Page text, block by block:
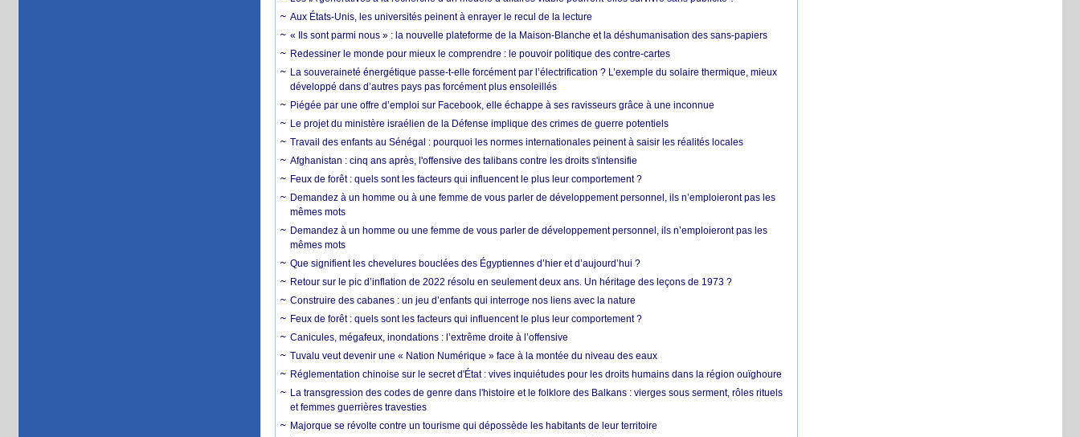
Aux États-Unis, les universités peinent à enrayer le recul de la lecture
« Ils sont parmi nous » : la nouvelle plateforme de la Maison-Blanche et la déshumanisation des sans-papiers
Redessiner le monde pour mieux le comprendre : le pouvoir politique des contre-cartes
La souveraineté énergétique passe-t-elle forcément par l’électrification ? L’exemple du solaire thermique, mieux
développé dans d’autres pays pas forcément plus ensoleillés
Piégée par une offre d’emploi sur Facebook, elle échappe à ses ravisseurs grâce à une inconnue
Le projet du ministère israélien de la Défense implique des crimes de guerre potentiels
Travail des enfants au Sénégal : pourquoi les normes internationales peinent à saisir les réalités locales
Afghanistan : cinq ans après, l'offensive des talibans contre les droits s'intensifie
Feux de forêt : quels sont les facteurs qui influencent le plus leur comportement ?
Demandez à un homme ou à une femme de vous parler de développement personnel, ils n’emploieront pas les
mêmes mots
Demandez à un homme ou une femme de vous parler de développement personnel, ils n’emploieront pas les
mêmes mots
Que signifient les chevelures bouclées des Égyptiennes d’hier et d’aujourd’hui ?
Retour sur le pic d’inflation de 2022 résolu en seulement deux ans. Un héritage des leçons de 1973 ?
Construire des cabanes : un jeu d’enfants qui interroge nos liens avec la nature
Feux de forêt : quels sont les facteurs qui influencent le plus leur comportement ?
Canicules, mégafeux, inondations : l’extrême droite à l’offensive
Tuvalu veut devenir une « Nation Numérique » face à la montée du niveau des eaux
Réglementation chinoise sur le secret d'État : vives inquiétudes pour les droits humains dans la région ouïghoure
La transgression des codes de genre dans l'histoire et le folklore des Balkans : vierges sous serment, rôles rituels
et femmes guerrières travesties
Majorque se révolte contre un tourisme qui dépossède les habitants de leur territoire